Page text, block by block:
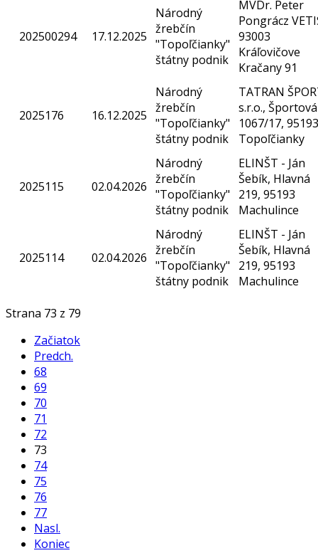
202500294 17.12.2025
Národný
žrebčín
"Topoľčianky"
štátny podnik
MVDr. Peter
Pongrácz
93003
Kráľovičove
Kračany 91
2025176 16.12.2025
Národný
žrebčín
"Topoľčianky"
štátny podnik
TATRAN
s.r.o., Športová
1067/17, 95193
Topoľčianky
2025115 02.04.2026
Národný
žrebčín
"Topoľčianky"
štátny podnik
ELINŠT - Ján
Šebík, Hlavná
219, 95193
Machulince
2025114 02.04.2026
Národný
žrebčín
"Topoľčianky"
štátny podnik
ELINŠT - Ján
Šebík, Hlavná
219, 95193
Machulince
Strana 73 z 79
Začiatok
Predch.
68
69
70
71
72
73
74
75
76
77
Nasl.
Koniec